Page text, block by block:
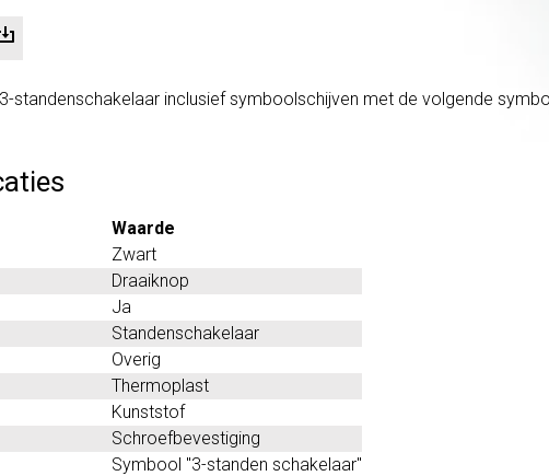
standenschakelaar inclusief symboolschijven met de volgende
Waarde
Zwart
Draaiknop
Ja
Standenschakelaar
Overig
Thermoplast
Kunststof
Schroefbevestiging
Symbool "3-standen schakelaar"